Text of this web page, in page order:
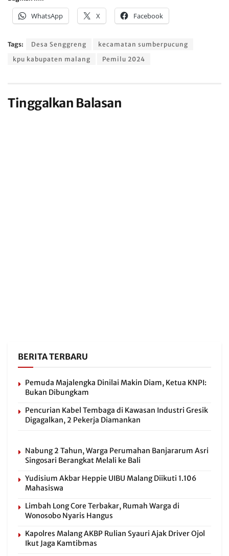
WhatsApp X Facebook
Tags: Desa Senggreng
kecamatan sumberpucung
kpu kabupaten malang
Pemilu 2024
Tinggalkan Balasan
BERITA TERBARU
Pemuda Majalengka Dinilai Makin Diam, Ketua KNPI:
Bukan Dibungkam
Pencurian Kabel Tembaga di Kawasan Industri Gresik
Digagalkan, 2 Pekerja Diamankan
Nabung 2 Tahun, Warga Perumahan Banjararum Asri
Singosari Berangkat Melali ke Bali
Yudisium Akbar Heppie UIBU Malang Diikuti 1.106
Mahasiswa
Limbah Long Core Terbakar, Rumah Warga di
Wonosobo Nyaris Hangus
Kapolres Malang AKBP Rulian Syauri Ajak Driver Ojol
Ikut Jaga Kamtibmas